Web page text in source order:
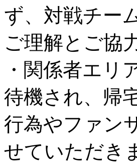
ず、対戦チー
ご理解とご協
・関係者エリ
待機され、帰
行為やファン
せていただき